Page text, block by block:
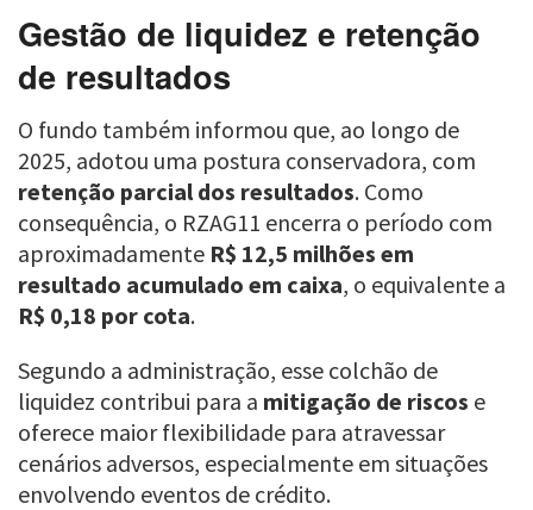
Gestão de liquidez e retenção
de resultados
O fundo também informou que, ao longo de
2025, adotou uma postura conservadora, com
retenção parcial dos resultados. Como
consequência, o RZAG11 encerra o período com
aproximadamente R$ 12,5 milhões em
resultado acumulado em caixa, o equivalente a
R$ 0,18 por cota.
Segundo a administração, esse colchão de
liquidez contribui para a mitigação de riscos e
oferece maior flexibilidade para atravessar
cenários adversos, especialmente em situações
envolvendo eventos de crédito.